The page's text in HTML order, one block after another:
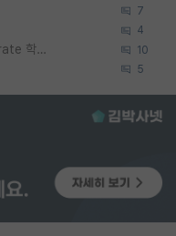
7
4
우리나라도 학구 열풍보면 Higher Doctorate 학위가 필요하다고 봅니다. 10
5